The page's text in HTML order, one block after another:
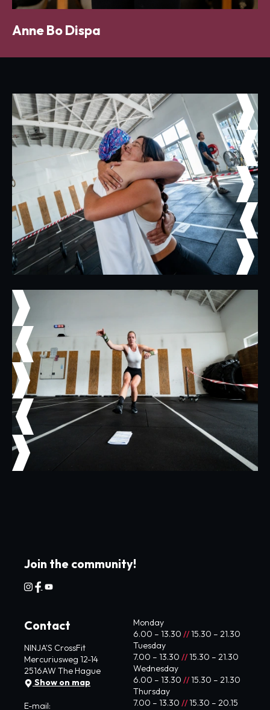
Anne Bo Dispa
Join the community!
Contact
NINJA'S CrossFit
Mercuriusweg 12-14
2516AW The Hague
Show on map
E-mail:
Monday
6.00 – 13.30 //15.30 – 21.30
Tuesday
7.00 – 13.30 //15.30 – 21.30
Wednesday
6.00 – 13.30 //15.30 – 21.30
Thursday
7.00 – 13.30 //15.30 – 20.15